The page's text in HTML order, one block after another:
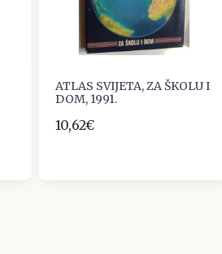
ATLAS SVIJETA, ZA ŠKOLU I
DOM, 1991.
10,62€